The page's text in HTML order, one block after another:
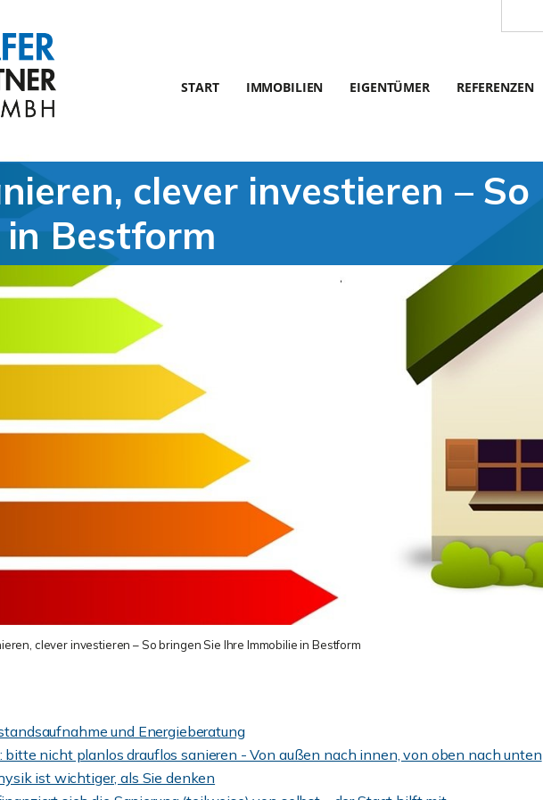
START IMMOBILIEN EIGENTÜMER REFERENZEN
clever investieren –
Bestform
clever investieren – So bringen Sie Ihre Immobilie in Bestform
und Energieberatung
bitte nicht planlos drauflos sanieren - Von außen nach innen, von oben nach unten
ist wichtiger, als Sie denken